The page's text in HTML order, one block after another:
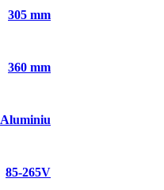
305 mm
360 mm
Aluminiu
85-265V